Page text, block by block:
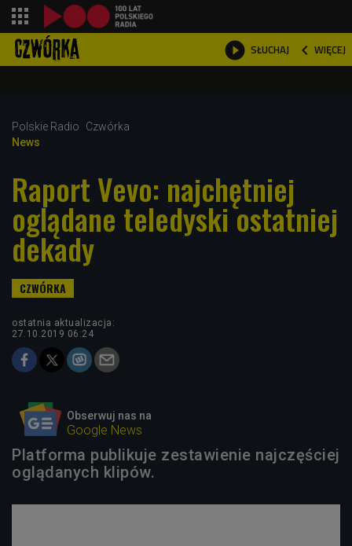
 SŁUCHAJ  WIĘCEJ

Polskie Radio
Czwórka
News
Raport Vevo: najchętniej
oglądane teledyski ostatniej
dekady
ostatnia aktualizacja:
27.10.2019 06:24
Obserwuj nas na
Google News
Platforma publikuje zestawienie najczęściej
oglądanych klipów.